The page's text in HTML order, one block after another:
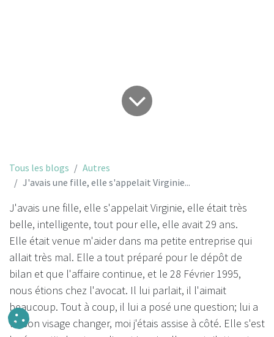
Tous les blogs
Autres
J'avais une fille, elle s'appelait Virginie...
J'avais une fille, elle s'appelait Virginie, elle était très
belle, intelligente, tout pour elle, elle avait 29 ans.
Elle était venue m'aider dans ma petite entreprise qui
allait très mal. Elle a tout préparé pour le dépôt de
bilan et que l'affaire continue, et le 28 Février 1995,
nous étions chez l'avocat. Il lui parlait, il l'aimait
beaucoup. Tout à coup, il lui a posé une question; lui a
vu son visage changer, moi j'étais assise à côté. Elle s'est